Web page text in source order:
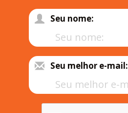
Seu nome:
Seu melhor e-mail: